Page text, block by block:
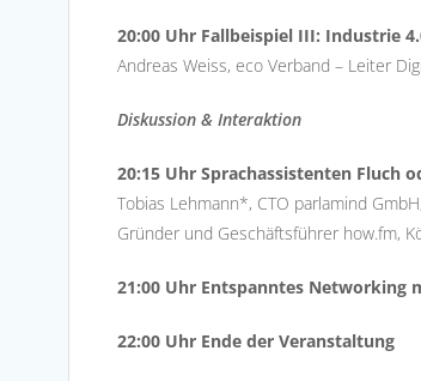
20:00 Uhr Fallbeispiel III: Industrie
Andreas Weiss, eco Verband – Leiter
Diskussion & Interaktion
20:15 Uhr Sprachassistenten Fluch
Tobias Lehmann*, CTO parlamind
Gründer und Geschäftsführer how.fm,
21:00 Uhr Entspanntes Networking
22:00 Uhr Ende der Veranstaltung